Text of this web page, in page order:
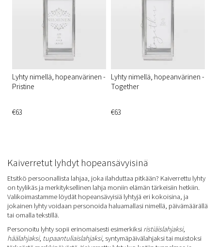
Lyhty nimellä, hopeanvärinen -
Pristine
€63
Lyhty nimellä, hopeanvärinen -
Together
€63
Kaiverretut lyhdyt hopeansävyisinä
Etsitkö persoonallista lahjaa, joka ilahduttaa pitkään? Kaiverrettu lyhty
on tyylikäs ja merkityksellinen lahja moniin elämän tärkeisiin hetkiin.
Valikoimastamme löydät hopeansävyisiä lyhtyjä eri kokoisina, ja
jokainen lyhty voidaan personoida haluamallasi nimellä, päivämäärällä
tai omalla tekstillä.
Personoitu lyhty sopii erinomaisesti esimerkiksi ristiäislahjaksi,
häälahjaksi, tupaantuliaislahjaksi, syntymäpäivälahjaksi tai muistoksi